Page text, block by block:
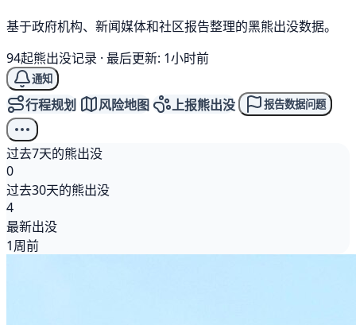
基于政府机构、新闻媒体和社区报告整理的黑熊出没数据。
94起熊出没记录 · 最后更新: 1小时前
通知
行程规划 风险地图 上报熊出没 报告数据问题
过去7天的熊出没
0
过去30天的熊出没
4
最新出没
1周前